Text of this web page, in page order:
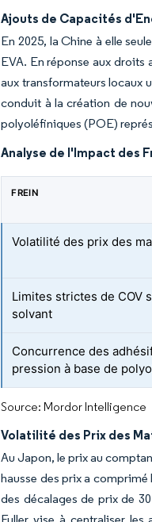
Ajouts de Capacités
En 2025, la Chine à elle
EVA. En réponse aux
aux transformateurs locaux
conduit à la création de
polyoléfiniques (POE)
Analyse de l'Impact des
FREIN
Volatilité des prix des
Limites strictes de COV
solvant
Concurrence des
pression à base de
Source: Mordor Intelligence
Volatilité des Prix des
Au Japon, le prix au
hausse des prix a
des décalages de prix de